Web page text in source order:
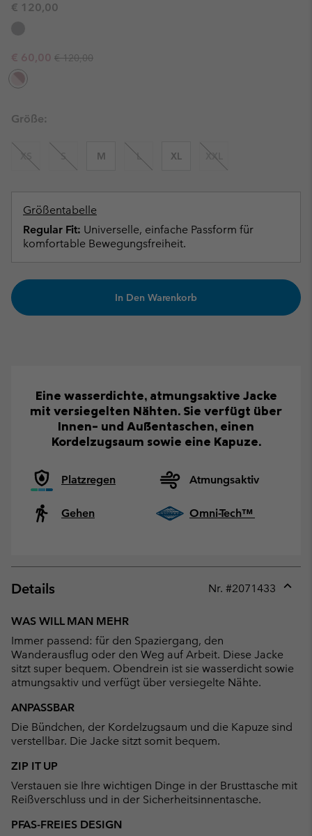
€ 120,00
Sale price:
€ 60,00 Regular price:
€ 120,00
Größe:
XS S M L XL XXL
Größentabelle
Regular Fit: Universelle, einfache Passform für
komfortable Bewegungsfreiheit.
In Den Warenkorb
Eine wasserdichte, atmungsaktive Jacke
mit versiegelten Nähten. Sie verfügt über
Innen- und Außentaschen, einen
Kordelzugsaum sowie eine Kapuze.
Platzregen Atmungsaktiv
Gehen Omni-Tech™
Details Nr. #2071433
WAS WILL MAN MEHR
Immer passend: für den Spaziergang, den
Wanderausflug oder den Weg auf Arbeit. Diese Jacke
sitzt super bequem. Obendrein ist sie wasserdicht sowie
atmungsaktiv und verfügt über versiegelte Nähte.
ANPASSBAR
Die Bündchen, der Kordelzugsaum und die Kapuze sind
verstellbar. Die Jacke sitzt somit bequem.
ZIP IT UP
Verstauen sie Ihre wichtigen Dinge in der Brusttasche mit
Reißverschluss und in der Sicherheitsinnentasche.
PFAS-FREIES DESIGN